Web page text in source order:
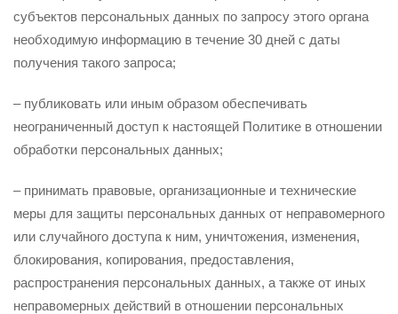
субъектов персональных данных по запросу этого органа
необходимую информацию в течение 30 дней с даты
получения такого запроса;
– публиковать или иным образом обеспечивать
неограниченный доступ к настоящей Политике в отношении
обработки персональных данных;
– принимать правовые, организационные и технические
меры для защиты персональных данных от неправомерного
или случайного доступа к ним, уничтожения, изменения,
блокирования, копирования, предоставления,
распространения персональных данных, а также от иных
неправомерных действий в отношении персональных